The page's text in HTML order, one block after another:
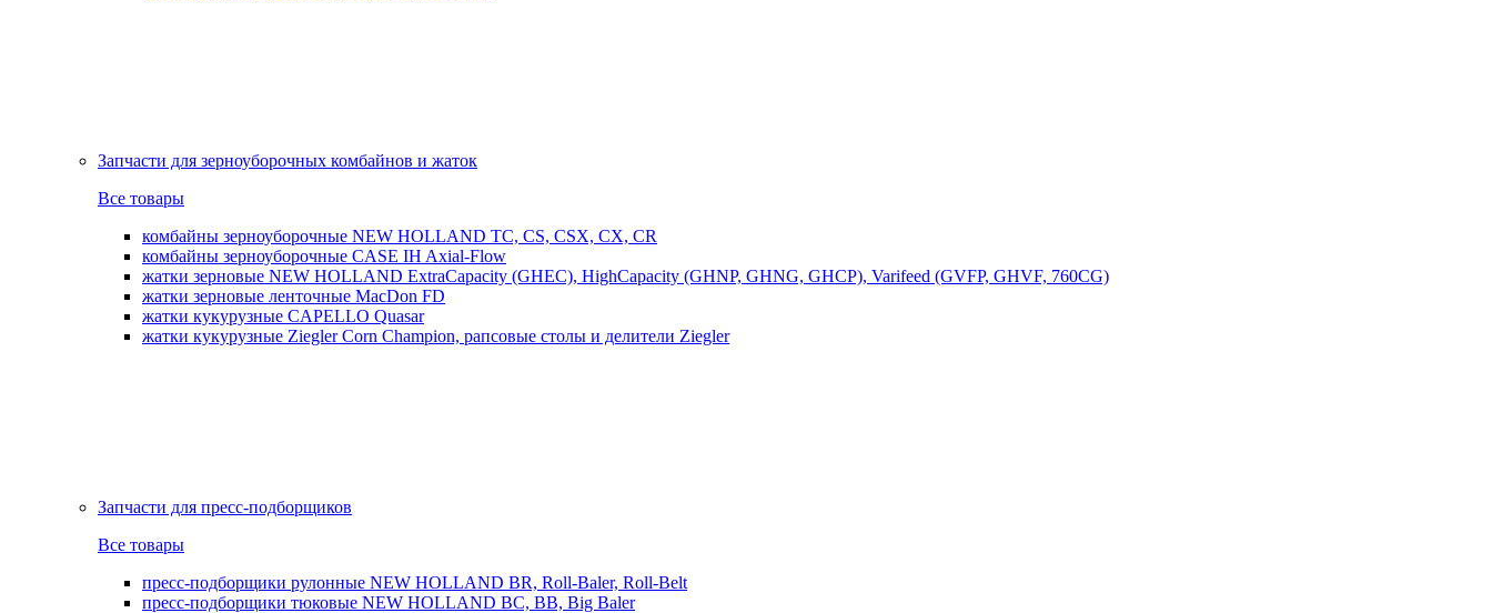
Запчасти для зерноуборочных комбайнов и жаток
Все товары
комбайны зерноуборочные NEW HOLLAND TC, CS, CSX, CX, CR
комбайны зерноуборочные CASE IH Axial-Flow
жатки зерновые NEW HOLLAND ExtraCapacity (GHEC), HighCapacity (GHNP, GHNG, GHCP), Varifeed (GVFP, GHVF, 760CG)
жатки зерновые ленточные MacDon FD
жатки кукурузные CAPELLO Quasar
жатки кукурузные Ziegler Corn Champion, рапсовые столы и делители Ziegler
Запчасти для пресс-подборщиков
Все товары
пресс-подборщики рулонные NEW HOLLAND BR, Roll-Baler, Roll-Belt
пресс-подборщики тюковые NEW HOLLAND BC, BB, Big Baler